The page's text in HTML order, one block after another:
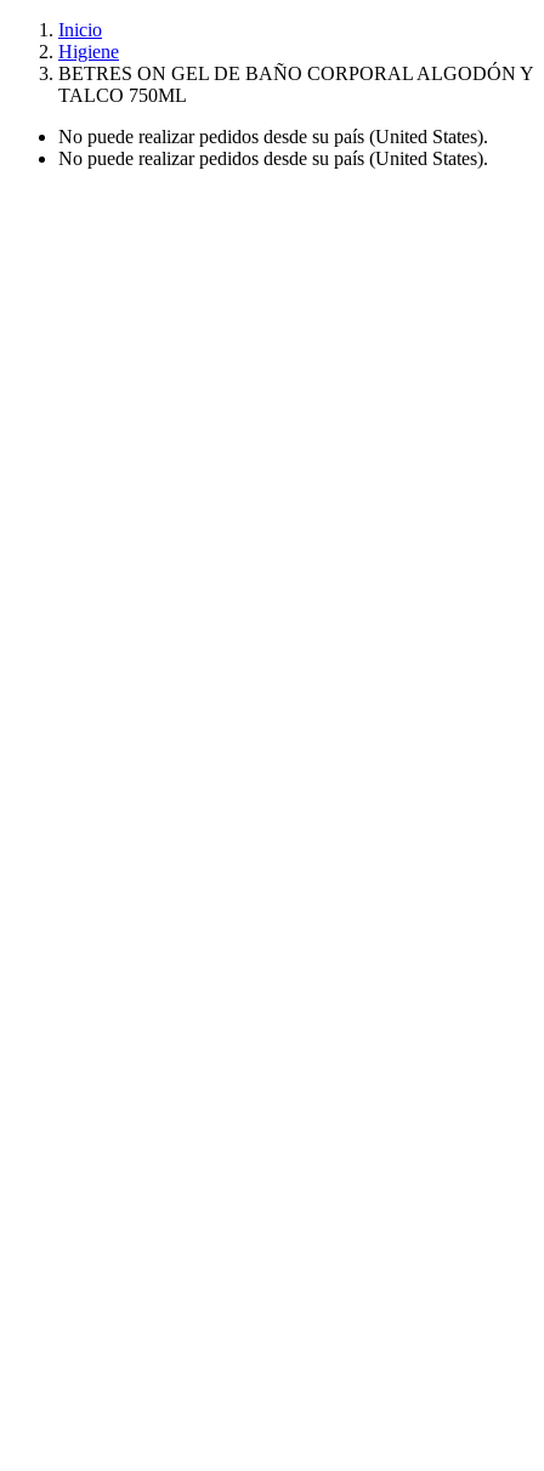
Inicio
Higiene
BETRES ON GEL DE BAÑO CORPORAL ALGODÓN Y
TALCO 750ML
No puede realizar pedidos desde su país (United States).
No puede realizar pedidos desde su país (United States).